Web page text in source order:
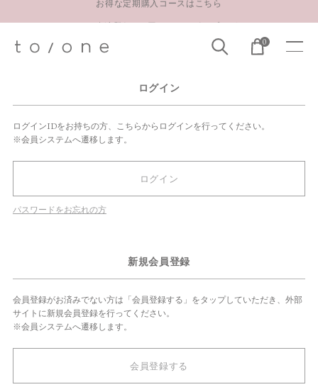
LINE お友達登録 500円OFFクーポンプレゼント
【重要】お盆期間中のお問い合わせと商品配送に関しまして
LINE お友達登録 500円OFFクーポンプレゼント
0
ログイン
ログインIDをお持ちの方、こちらからログインを行ってください。
※会員システムへ遷移します。
ログイン
パスワードをお忘れの方
新規会員登録
会員登録がお済みでない方は「会員登録する」をタップしていただき、外部
サイトに新規会員登録を行ってください。
※会員システムへ遷移します。
会員登録する